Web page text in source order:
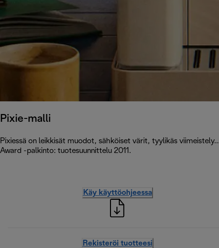
Pixie-malli
Pixiessä on leikkisät muodot, sähköiset värit, tyylikäs
Award -palkinto: tuotesuunnittelu 2011.
Käy käyttöohjeessa
Rekisteröi tuotteesi